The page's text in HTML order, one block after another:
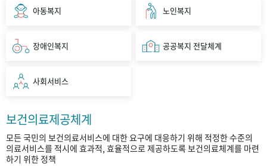
아동복지 노인복지
장애인복지 공공복지 전달체계
사회서비스
보건의료제공체계
모든 국민의 보건의료서비스에 대한 요구에 대응하기 위해 적정한 수준의
의료서비스를 적시에 효과적, 효율적으로 제공하도록 보건의료체계를 마련
하기 위한 정책